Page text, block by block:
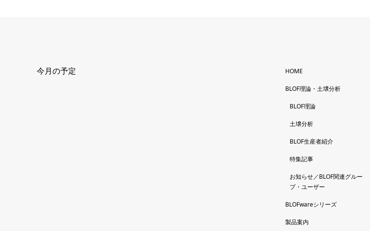
今月の予定 HOME
BLOF理論・土壌分析
BLOF理論
土壌分析
BLOF生産者紹介
特集記事
お知らせ／BLOF関連グルー
プ・ユーザー
BLOFwareシリーズ
製品案内